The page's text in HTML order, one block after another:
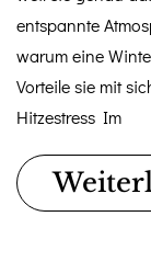
entspannte
warum eine
Vorteile sie mit
Hitzestress Im